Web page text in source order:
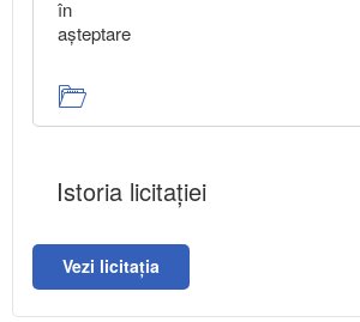
în
aşteptare
Istoria licitației
Vezi licitația